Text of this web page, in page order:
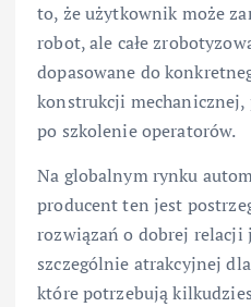
to, że użytkownik może
robot, ale całe
dopasowane do
konstrukcji mechanicznej,
po szkolenie operatorów.
Na globalnym rynku
producent ten jest
rozwiązań o dobrej relacji
szczególnie atrakcyjnej
które potrzebują